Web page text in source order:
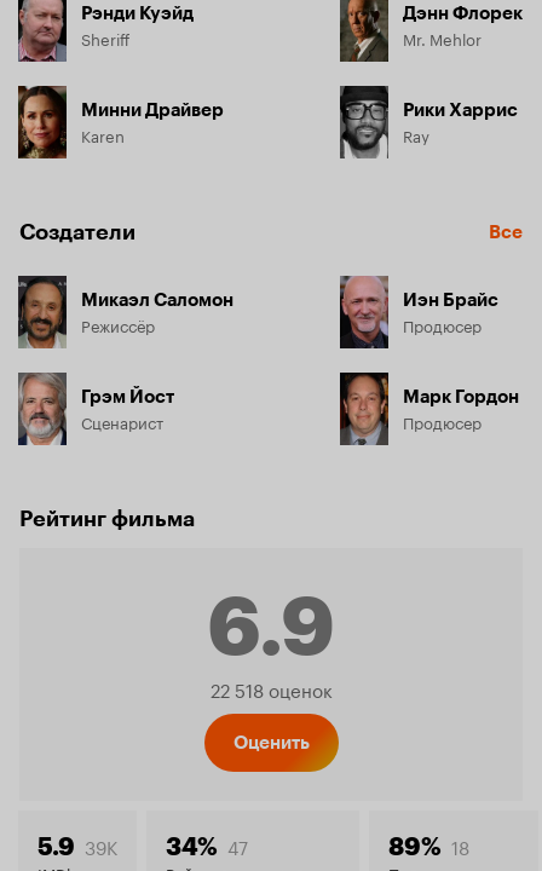
Рэнди Куэйд
Sheriff
Минни Драйвер
Karen
Дэнн Флорек
Mr. Mehlor
Рики Харрис
Ray
Создатели Все
Микаэл Саломон
Режиссёр
Грэм Йост
Сценарист
Иэн Брайс
Продюсер
Марк Гордон
Продюсер
Рейтинг фильма
6.9
Рейтинг
22 518 оценок
Оценить
5.9 39K 34% 47 89% 18